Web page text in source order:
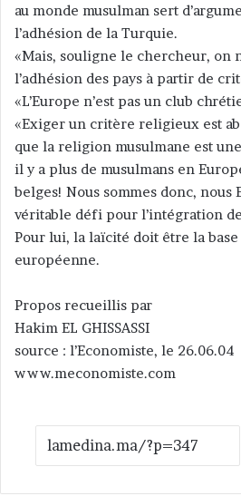
au monde musulman sert
l’adhésion de la Turquie.
«Mais, souligne le chercheur, on
l’adhésion des pays à partir de
«L’Europe n’est pas un club
«Exiger un critère religieux est
que la religion musulmane est
il y a plus de musulmans en
belges! Nous sommes donc, nous
véritable défi pour l’intégration
Pour lui, la laïcité doit être la
européenne.
Propos recueillis par
Hakim EL GHISSASSI
source : l’Economiste, le 26.06.04
www.meconomiste.com